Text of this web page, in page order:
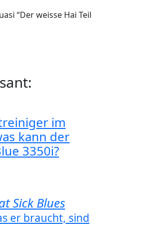
“Der weisse Hai Teil
im
kann der
3350i?
Sick Blues
er braucht, sind